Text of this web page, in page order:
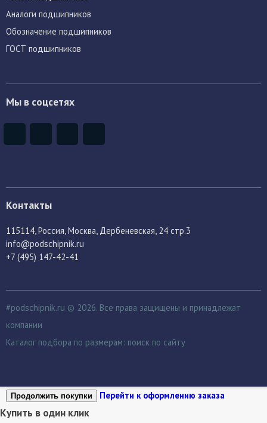
Аналоги подшипников
Обозначение подшипников
ГОСТ подшипников
Мы в соцсетях
Контакты
115114 , Россия, Москва, Дербеневская, 24 стр.3
info@podschipnik.ru
+7 (495) 147-42-41
#podschipnik.ru © 2026. Все права защищены и принадлежат
компании
Каталог подбора по размерам: поиск по сайту
Продолжить покупки Перейти к оформлению заказа
Купить в один клик